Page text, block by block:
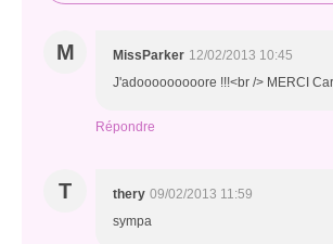
M MissParker 12/02/2013 10:45
J'adooooooooore !!!<br /> MERCI
Répondre
T thery 09/02/2013 11:59
sympa